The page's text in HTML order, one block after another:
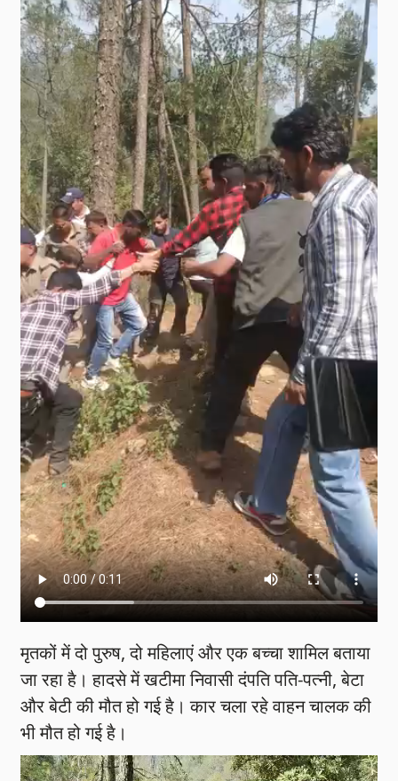
मृतकों में दो पुरुष, दो महिलाएं और एक बच्चा शामिल बताया
जा रहा है। हादसे में खटीमा निवासी दंपति पति-पत्नी, बेटा
और बेटी की मौत हो गई है। कार चला रहे वाहन चालक की
भी मौत हो गई है।